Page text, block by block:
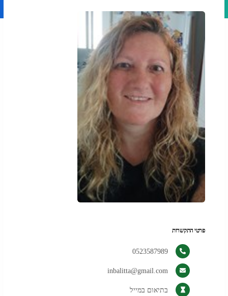
פרטי התקשרות
0523587989
inbalitta@gmail.com
בתיאום במייל